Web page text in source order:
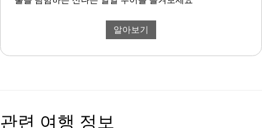
알아보기
관련 여행 정보